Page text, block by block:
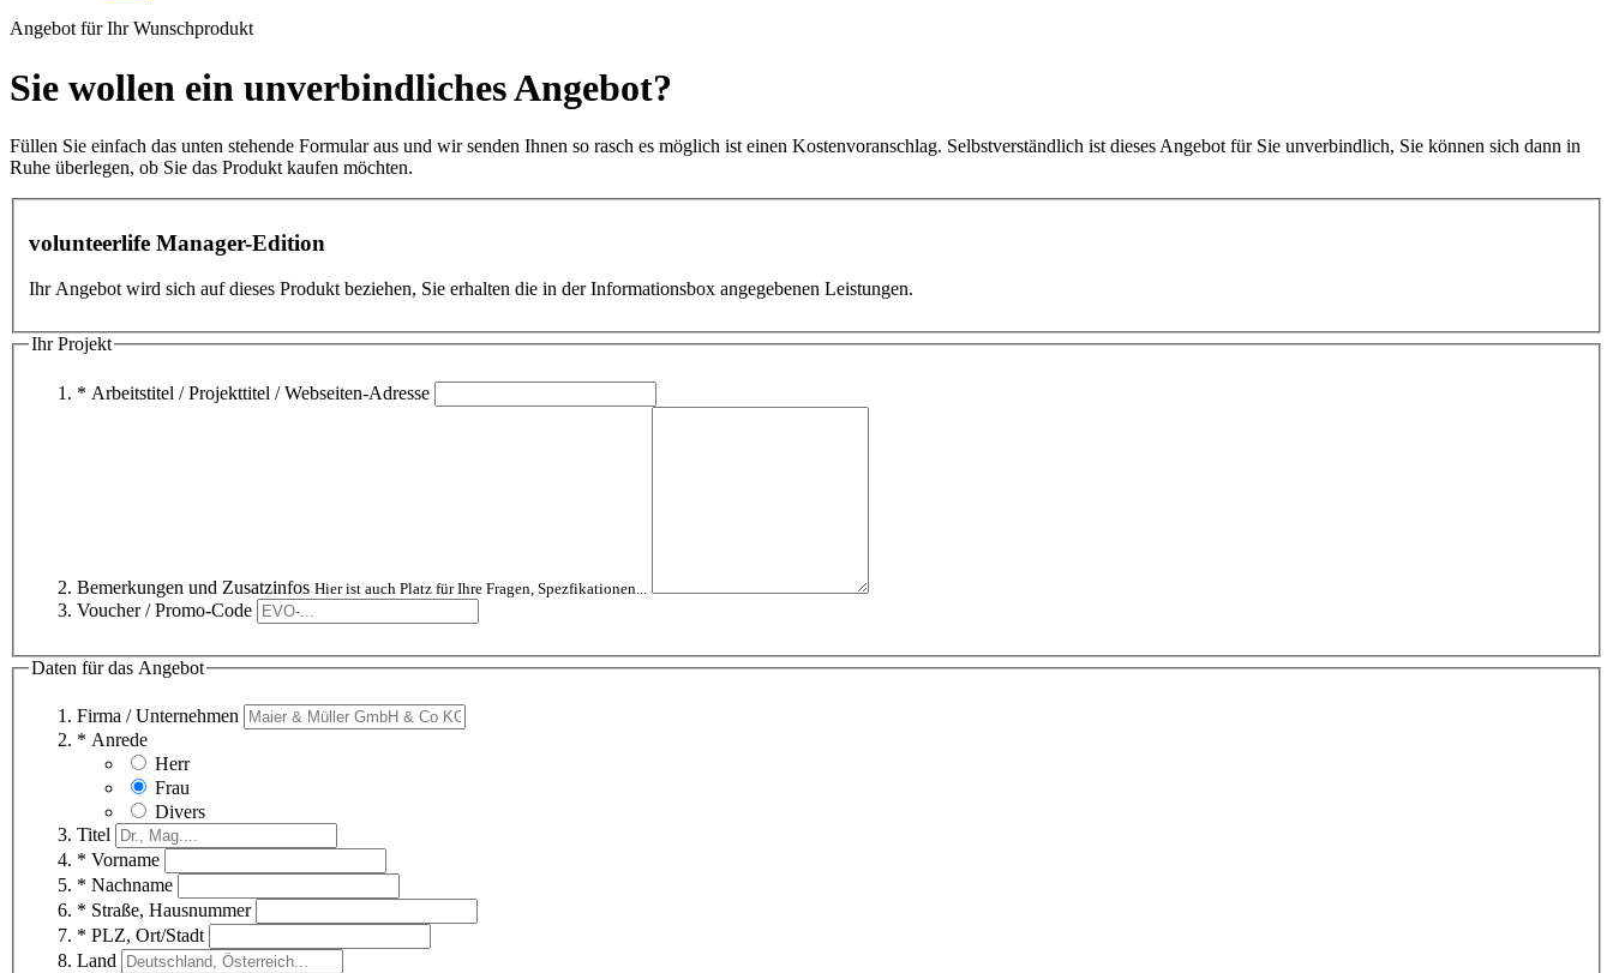
Angebot für Ihr Wunschprodukt
Sie wollen ein unverbindliches Angebot?
Füllen Sie einfach das unten stehende Formular aus und wir senden Ihnen so rasch es möglich ist einen Kostenvoranschlag. Selbstverständlich ist dieses Angebot für Sie unverbindlich, Sie können sich dann in
Ruhe überlegen, ob Sie das Produkt kaufen möchten.
volunteerlife Manager-Edition
Ihr Angebot wird sich auf dieses Produkt beziehen, Sie erhalten die in der Informationsbox angegebenen Leistungen.
Ihr Projekt
* Arbeitstitel / Projekttitel / Webseiten-Adresse
Bemerkungen und Zusatzinfos Hier ist auch Platz für Ihre Fragen, Spezfikationen...
Voucher / Promo-Code
Daten für das Angebot
Firma / Unternehmen
* Anrede
Herr
Frau
Divers
Titel
* Vorname
* Nachname
* Straße, Hausnummer
* PLZ, Ort/Stadt
Land